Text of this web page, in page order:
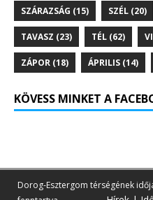
SZÁRAZSÁG (15) SZÉL (20)
TAVASZ (23) TÉL (62)
ZÁPOR (18) ÁPRILIS (14)
KÖVESS MINKET A
Dorog-Esztergom térségének